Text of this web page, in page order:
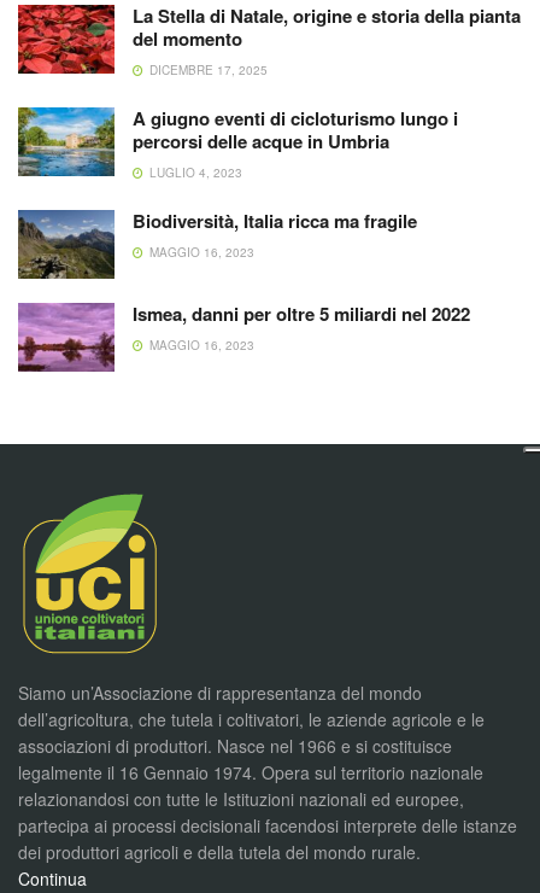
La Stella di Natale, origine e storia della pianta
del momento
DICEMBRE 17, 2025
A giugno eventi di cicloturismo lungo i
percorsi delle acque in Umbria
LUGLIO 4, 2023
Biodiversità, Italia ricca ma fragile
MAGGIO 16, 2023
Ismea, danni per oltre 5 miliardi nel 2022
MAGGIO 16, 2023
Siamo un’Associazione di rappresentanza del mondo
dell’agricoltura, che tutela i coltivatori, le aziende agricole e le
associazioni di produttori. Nasce nel 1966 e si costituisce
legalmente il 16 Gennaio 1974. Opera sul territorio nazionale
relazionandosi con tutte le Istituzioni nazionali ed europee,
partecipa ai processi decisionali facendosi interprete delle istanze
dei produttori agricoli e della tutela del mondo rurale.
Continua